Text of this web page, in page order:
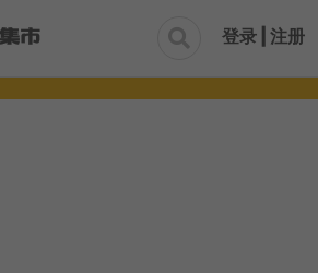
登录 | 注册